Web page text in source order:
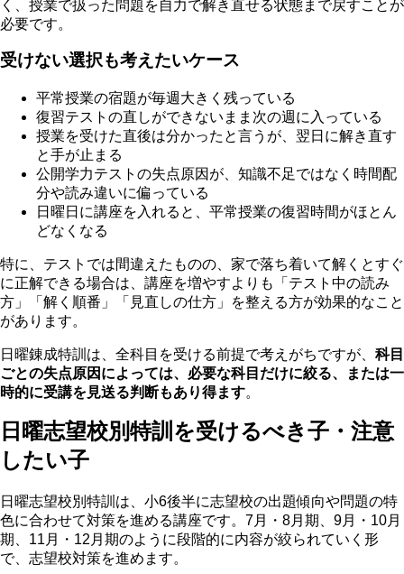
く、授業で扱った問題を自力で解き直せる状態まで戻すことが
必要です。
受けない選択も考えたいケース
平常授業の宿題が毎週大きく残っている
復習テストの直しができないまま次の週に入っている
授業を受けた直後は分かったと言うが、翌日に解き直す
と手が止まる
公開学力テストの失点原因が、知識不足ではなく時間配
分や読み違いに偏っている
日曜日に講座を入れると、平常授業の復習時間がほとん
どなくなる
特に、テストでは間違えたものの、家で落ち着いて解くとすぐ
に正解できる場合は、講座を増やすよりも「テスト中の読み
方」「解く順番」「見直しの仕方」を整える方が効果的なこと
があります。
日曜錬成特訓は、全科目を受ける前提で考えがちですが、 科目
ごとの失点原因によっては、必要な科目だけに絞る、または一
時的に受講を見送る判断もあり得ます。
日曜志望校別特訓を受けるべき子・注意
したい子
日曜志望校別特訓は、小6後半に志望校の出題傾向や問題の特
色に合わせて対策を進める講座です。7月・8月期、9月・10月
期、11月・12月期のように段階的に内容が絞られていく形
で、志望校対策を進めます。